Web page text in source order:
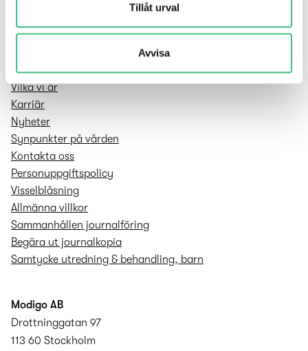
Tillåt urval
Avvisa
Behandling: För barn och vuxen
Remittera till Modigo
Vilka vi är
Karriär
Nyheter
Synpunkter på vården
Kontakta oss
Personuppgifts­policy
Visselblåsning
Allmänna villkor
Sammanhållen journalföring
Begära ut journalkopia
Samtycke utredning & behandling, barn
Modigo AB
Drottninggatan 97
113 60 Stockholm